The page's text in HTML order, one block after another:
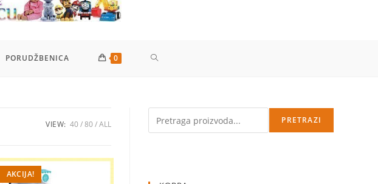
PORUDŽBENICA 0 TOGGLE
SEARCH
VIEW: 40 80 ALL
AKCIJA!
PRETRAZI